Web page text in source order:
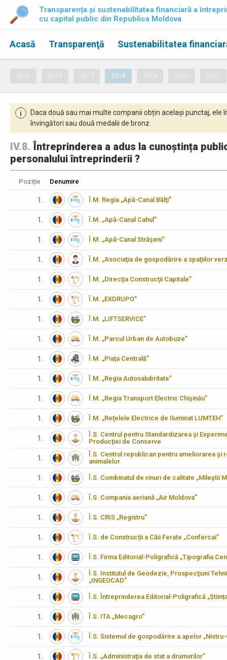
Transparența și sustenabilitatea financiară a
cu capital public din Republica Moldova
Acasă Transparenţă Sustenabilitatea
2018
i
Daca două sau mai multe companii obțin același punctaj,
învingători sau două medalii de bronz.
IV.8.Întreprinderea a adus la cunoștința
personalului întreprinderii ?
Poziție Denumire
1. Î.M. Regia „Apă-Canal Bălţi"
1. Î.M. „Apă-Canal Cahul”
1. Î.M. „Apă-Canal Strășeni”
1. Î.M. „Asociaţia de gospodărire a spaţiilor
1. Î.M. „Direcţia Construcţii Capitale”
1. Î.M. „EXDRUPO”
1. Î.M. „LIFTSERVICE”
1. Î.M. „Parcul Urban de Autobuze”
1. Î.M. „Piaţa Centrală”
1. Î.M. „Regia Autosalubritate”
1. Î.M. „Regia Transport Electric Chişinău”
1. Î.M. „Reţelele Electrice de Iluminat LUMTEH”
1.
Î.S. Centrul pentru Standardizarea şi
Producţiei de Conserve
1.
Î.S. Centrul republican pentru ameliorarea şi
animalelor
1. Î.S. Combinatul de vinuri de calitate „Mileştii
1. Î.S. Compania aeriană „Air Moldova"
1. Î.S. CRIS „Registru”
1. Î.S. de Construcții a Căii Ferate „Confercai”
1. Î.S. Firma Editorial-Poligrafică „Tipografia
1.
Î.S. Institutul de Geodezie, Prospecţiuni
„INGEOCAD”
1. Î.S. Întreprinderea Editorial-Poligrafică
1. Î.S. ITA „Mecagro”
1. Î.S. Sistemul de gospodărire a apelor „Nistru-
1. Î.S. „Administraţia de stat a drumurilor”